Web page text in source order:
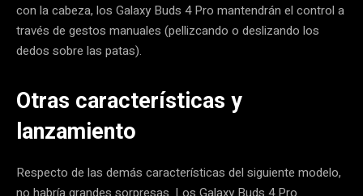
con la cabeza, los Galaxy Buds 4 Pro mantendrán el control a
través de gestos manuales (pellizcando o deslizando los
dedos sobre las patas).
Otras características y
lanzamiento
Respecto de las demás características del siguiente modelo,